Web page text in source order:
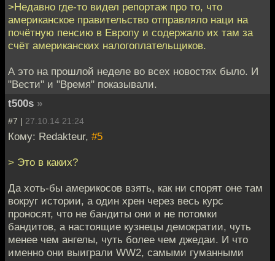
>Недавно где-то видел репортаж про то, что
американское правительство отправляло наци на
почётную пенсию в Европу и содержало их там за
счёт американских налогоплательщиков.
А это на прошлой неделе во всех новостях было. И
"Вести" и "Время" показывали.
t500s »
#7 | 27.10.14 21:24
Кому: Redakteur, #5
> Это в каких?
Да хоть-бы америкосов взять, как ни спорят оне там
вокруг истории, а один хрен через весь курс
проносят, что не бандиты они и не потомки
бандитов, а настоящие кузнецы демократии, чуть
менее чем ангелы, чуть более чем джедаи. И что
именно они выиграли WW2, самыми гуманными